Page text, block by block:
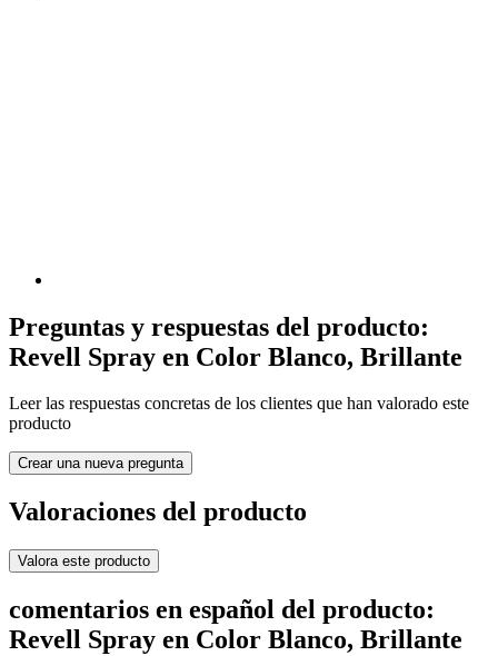
Preguntas y respuestas del producto:
Revell Spray en Color Blanco, Brillante
Leer las respuestas concretas de los clientes que han valorado este
producto
Crear una nueva pregunta
Valoraciones del producto
Valora este producto
comentarios en español del producto:
Revell Spray en Color Blanco, Brillante